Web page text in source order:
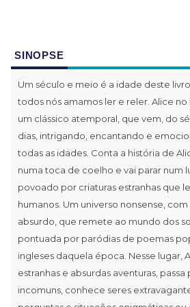
SINOPSE
Um século e meio é a idade deste
todos nós amamos ler e reler. Alice no
um clássico atemporal, que vem, do
dias, intrigando, encantando e
todas as idades. Conta a história de
numa toca de coelho e vai parar num
povoado por criaturas estranhas que
humanos. Um universo nonsense,
absurdo, que remete ao mundo dos
pontuada por paródias de poemas
ingleses daquela época. Nesse lugar,
estranhas e absurdas aventuras,
incomuns, conhece seres